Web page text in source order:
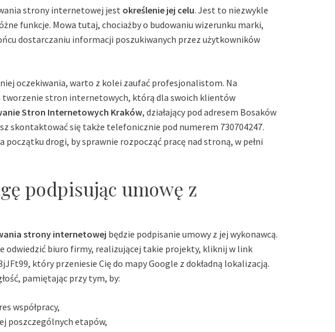
strony internetowej jest określenie jej celu. Jest to niezwykle
funkcje. Mowa tutaj, chociażby o budowaniu wizerunku marki,
dostarczaniu informacji poszukiwanych przez użytkowników
niej oczekiwania, warto z kolei zaufać profesjonalistom. Na
tworzenie stron internetowych, którą dla swoich klientów
Stron Internetowych Kraków, działający pod adresem Bosaków
skontaktować się także telefonicznie pod numerem 730704247.
drogi, by sprawnie rozpocząć pracę nad stroną, w pełni
podpisując umowę z
strony internetowej będzie podpisanie umowy z jej wykonawcą.
odwiedzić biuro firmy, realizującej takie projekty, kliknij w link
, który przeniesie Cię do mapy Google z dokładną lokalizacją.
pamiętając przy tym, by:
współpracy,
poszczególnych etapów,